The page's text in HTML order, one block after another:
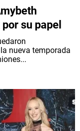
su papel
nueva temporada